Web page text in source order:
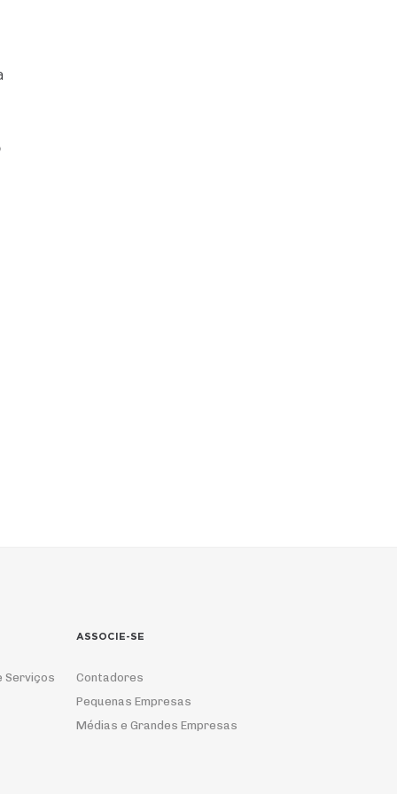
Serviços
ASSOCIE-SE
Contadores
Pequenas Empresas
Médias e Grandes Empresas